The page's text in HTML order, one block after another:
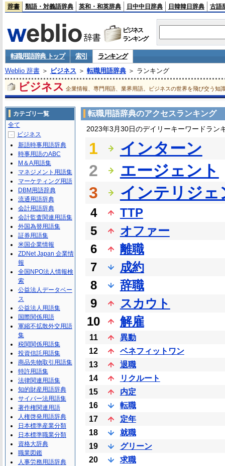
辞書 類語・対義語辞典 英和・和英辞典 日中中日辞典 日韓韓日辞典 古語
ビジネス
ランキング
転職用語辞典 トップ 索引
ランキング
Weblio 辞書＞ ビジネス ＞ 転職用語辞典＞ ランキング
ビジネス 企業情報、専門用語、業界用語。ビジネスの世界を飛び交う知
転職用語辞典のアクセスランキング
2023年3月30日のデイリーキーワードラン
1
インターン
2
エージェント
3
インテリジェ
4
TTP
5
オファー
6
離職
7
成約
8
辞職
9
スカウト
10
解雇
11
異動
12
ベネフィットワン
13
退職
14
リクルート
15
内定
16
転職
17
定年
18
就職
19
グリーン
20
求職
カテゴリ一覧
全て
－
ビジネス
新語時事用語辞典
時事用語のABC
M＆A用語集
マネジメント用語集
マーケティング用語
DBM用語辞典
流通用語辞典
会計用語辞典
会計監査関連用語集
外国為替用語集
証券用語集
米国企業情報
ZDNet Japan 企業情
報
全国NPO法人情報検
索
公益法人データベー
ス
公益法人用語集
国際関係用語
軍縮不拡散外交用語
集
税関関係用語集
投資信託用語集
商品先物取引用語集
特許用語集
法律関連用語集
知的財産用語辞典
サイバー法用語集
著作権関連用語
人権啓発用語辞典
日本標準産業分類
日本標準職業分類
資格大辞典
職業図鑑
人事労務用語辞典